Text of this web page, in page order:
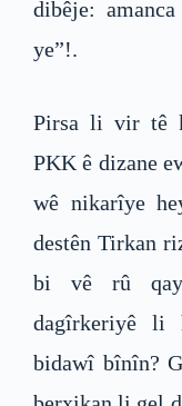
dibêje:
ye”!.
Pirsa li vir tê
PKK ê dizane
wê nikarîye
destên Tirkan
bi vê rû
dagîrkeriyê li
bidawî bînîn?